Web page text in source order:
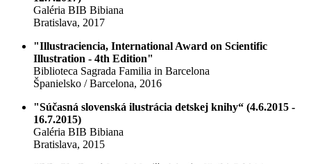
Galéria BIB Bibiana
Bratislava, 2017
"Illustraciencia, International Award on Scientific
Illustration - 4th Edition"
Biblioteca Sagrada Familia in Barcelona
Španielsko / Barcelona, 2016
"Súčasná slovenská ilustrácia detskej knihy“ (4.6.2015 -
16.7.2015)
Galéria BIB Bibiana
Bratislava, 2015